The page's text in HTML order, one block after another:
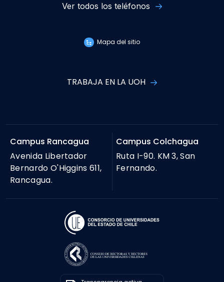
Ver todos los teléfonos
Mapa del sitio
TRABAJA EN LA UOH
Campus Rancagua
Avenida Libertador
Bernardo O'Higgins 611,
Rancagua.
Campus Colchagua
Ruta I-90. KM 3, San
Fernando.